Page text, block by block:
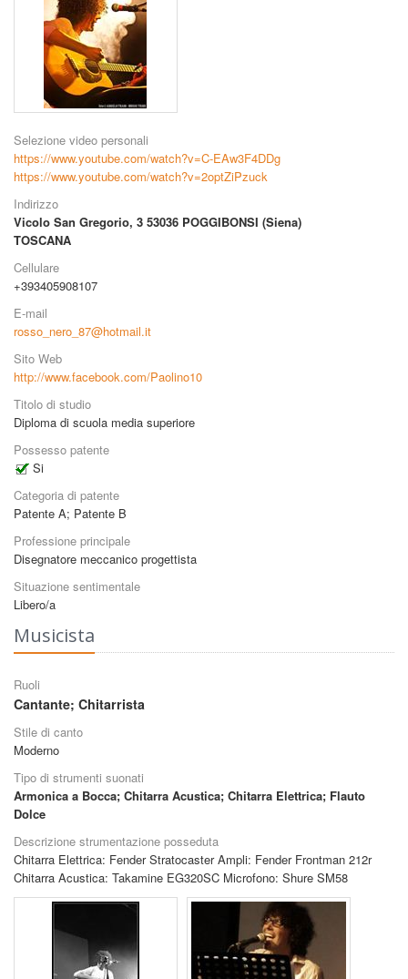
Selezione video personali
https://www.youtube.com/watch?v=C-EAw3F4DDg
https://www.youtube.com/watch?v=2optZiPzuck
Indirizzo
Vicolo San Gregorio, 3 53036 POGGIBONSI (Siena)
TOSCANA
Cellulare
+393405908107
E-mail
rosso_nero_87@hotmail.it
Sito Web
http://www.facebook.com/Paolino10
Titolo di studio
Diploma di scuola media superiore
Possesso patente
Si
Categoria di patente
Patente A; Patente B
Professione principale
Disegnatore meccanico progettista
Situazione sentimentale
Libero/a
Musicista
Ruoli
Cantante; Chitarrista
Stile di canto
Moderno
Tipo di strumenti suonati
Armonica a Bocca; Chitarra Acustica; Chitarra Elettrica; Flauto
Dolce
Descrizione strumentazione posseduta
Chitarra Elettrica: Fender Stratocaster Ampli: Fender Frontman 212r
Chitarra Acustica: Takamine EG320SC Microfono: Shure SM58